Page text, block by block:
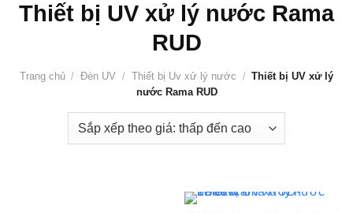
Thiết bị UV xử lý nước Rama
RUD
Trang chủ / Đèn UV / Thiết bị Uv xử lý nước / Thiết bị UV xử lý
nước Rama RUD